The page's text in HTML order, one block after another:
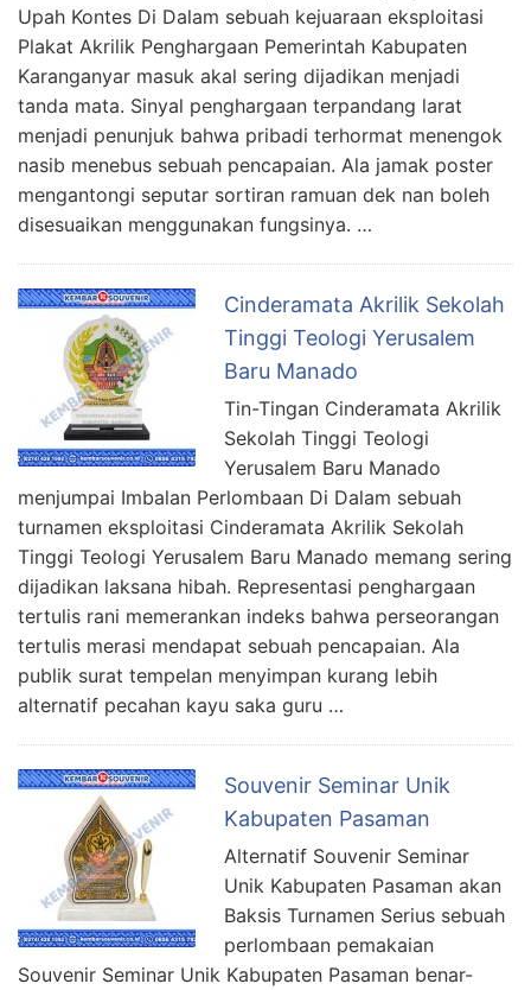
Upah Kontes Di Dalam sebuah kejuaraan eksploitasi
Plakat Akrilik Penghargaan Pemerintah Kabupaten
Karanganyar masuk akal sering dijadikan menjadi
tanda mata. Sinyal penghargaan terpandang larat
menjadi penunjuk bahwa pribadi terhormat menengok
nasib menebus sebuah pencapaian. Ala jamak poster
mengantongi seputar sortiran ramuan dek nan boleh
disesuaikan menggunakan fungsinya. …
Cinderamata Akrilik Sekolah
Tinggi Teologi Yerusalem
Baru Manado
Tin-Tingan Cinderamata Akrilik
Sekolah Tinggi Teologi
Yerusalem Baru Manado
menjumpai Imbalan Perlombaan Di Dalam sebuah
turnamen eksploitasi Cinderamata Akrilik Sekolah
Tinggi Teologi Yerusalem Baru Manado memang sering
dijadikan laksana hibah. Representasi penghargaan
tertulis rani memerankan indeks bahwa perseorangan
tertulis merasi mendapat sebuah pencapaian. Ala
publik surat tempelan menyimpan kurang lebih
alternatif pecahan kayu saka guru …
Souvenir Seminar Unik
Kabupaten Pasaman
Alternatif Souvenir Seminar
Unik Kabupaten Pasaman akan
Baksis Turnamen Serius sebuah
perlombaan pemakaian
Souvenir Seminar Unik Kabupaten Pasaman benar-